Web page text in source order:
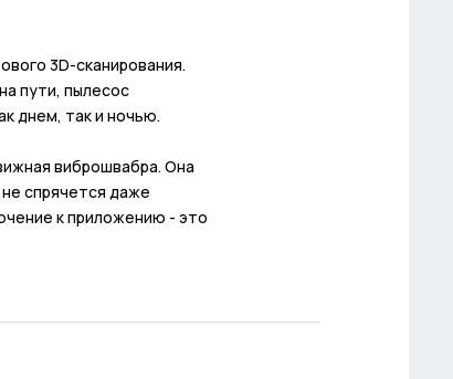
3D-сканирования.
пути, пылесос
днем, так и ночью.
виброшвабра. Она
спрячется даже
к приложению - это